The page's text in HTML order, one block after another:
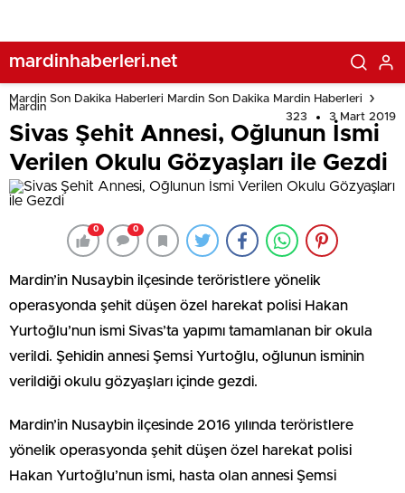
mardinhaberleri.net
Mardin Son Dakika Haberleri Mardin Son Dakika Mardin Haberleri
Mardin
323
3 Mart 2019
Sivas Şehit Annesi, Oğlunun İsmi
Verilen Okulu Gözyaşları ile Gezdi
0 0
Mardin’in Nusaybin ilçesinde teröristlere yönelik
operasyonda şehit düşen özel harekat polisi Hakan
Yurtoğlu’nun ismi Sivas’ta yapımı tamamlanan bir okula
verildi. Şehidin annesi Şemsi Yurtoğlu, oğlunun isminin
verildiği okulu gözyaşları içinde gezdi.
Mardin’in Nusaybin ilçesinde 2016 yılında teröristlere
yönelik operasyonda şehit düşen özel harekat polisi
Hakan Yurtoğlu’nun ismi, hasta olan annesi Şemsi